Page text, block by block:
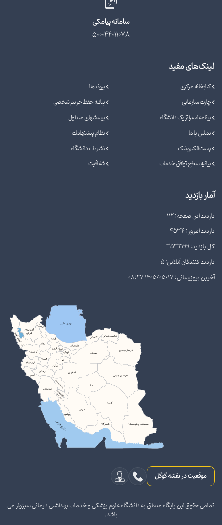
سامانه پیامکی
500044011078
لینک‌های مفید
کتابخانه مرکزی
پیوندها
چارت سازمانی
بیانیه حفظ حریم شخصی
برنامه استراتژیک دانشگاه
پرسشهای متداول
تماس با ما
نظام پیشنهادات
پست الکترونیک
نشریات دانشگاه
بیانیه سطح توافق خدمات
شفافیت
آمار بازدید
بازدید این صفحه: 112
بازدید امروز: 4534
کل بازدید: 3532199
بازدید کنندگان آنلاین: 5
آخرین بروزرسانی: 1405/05/17 08:27
موقعیت در نقشه گوگل
تمامی حقوق این پایگاه متعلق به دانشگاه علوم پزشکی و خدمات بهداشتی درمانی سبزوار می
باشد.